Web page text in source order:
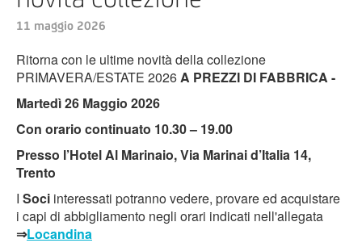
11 maggio 2026
Ritorna con le ultime novità della collezione
PRIMAVERA/ESTATE 2026A PREZZI DI FABBRICA -
Martedì 26 Maggio 2026
Con orario continuato 10.30 – 19.00
Presso l’Hotel Al Marinaio, Via Marinai d’Italia 14,
Trento
I Soci interessati potranno vedere, provare ed acquistare
i capi di abbigliamento negli orari indicati nell'allegata
⇒Locandina